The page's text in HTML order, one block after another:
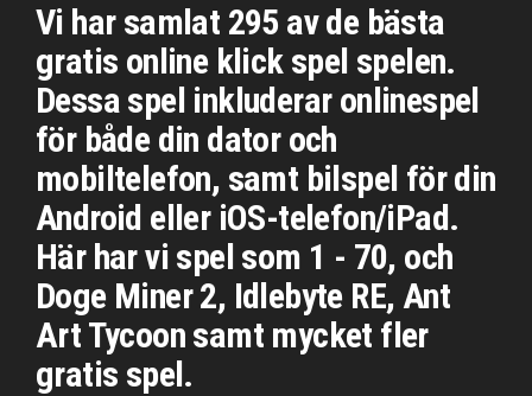
Vi har samlat 295 av de bästa
gratis online klick spel spelen.
Dessa spel inkluderar onlinespel
för både din dator och
mobiltelefon, samt bilspel för din
Android eller iOS-telefon/iPad.
Här har vi spel som 1 - 70, och
Doge Miner 2, Idlebyte RE, Ant
Art Tycoon samt mycket fler
gratis spel.